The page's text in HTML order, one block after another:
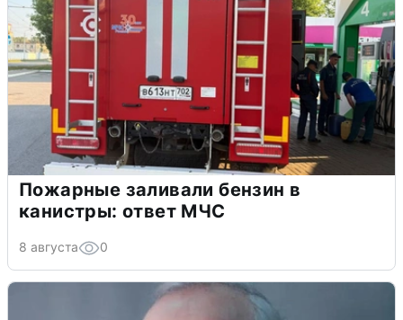
Пожарные заливали бензин в
канистры: ответ МЧС
8 августа 0